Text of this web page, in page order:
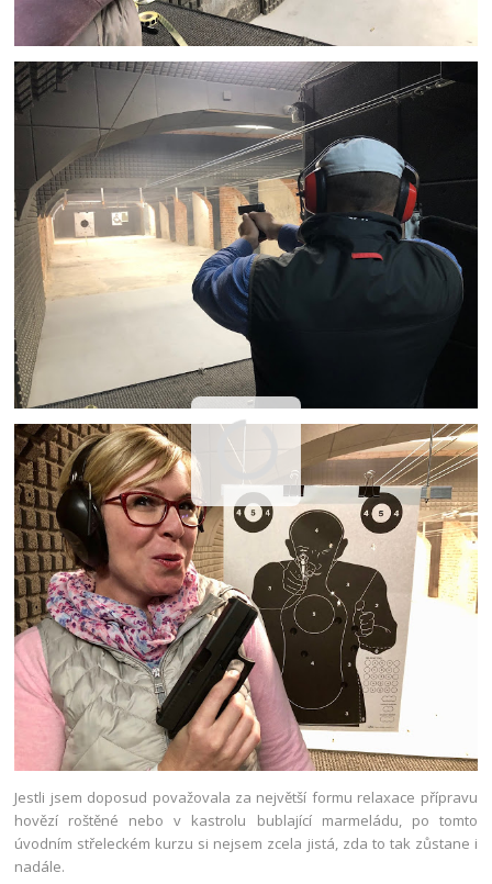
Jestli jsem doposud považovala za největší formu relaxace přípravu
hovězí roštěné nebo v kastrolu bublající marmeládu, po tomto
úvodním střeleckém kurzu si nejsem zcela jistá, zda to tak zůstane i
nadále.